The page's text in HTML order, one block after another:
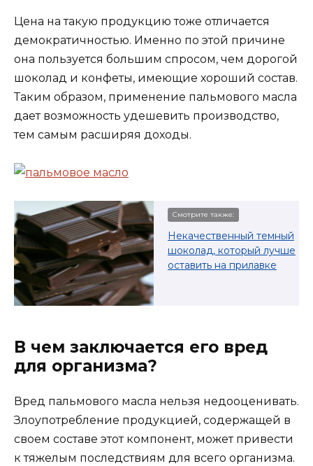
Цена на такую продукцию тоже отличается
демократичностью. Именно по этой причине
она пользуется большим спросом, чем дорогой
шоколад и конфеты, имеющие хороший состав.
Таким образом, применение пальмового масла
дает возможность удешевить производство,
тем самым расширяя доходы.
Смотрите также:
Некачественный темный
шоколад, который лучше
оставить на прилавке
В чем заключается его вред
для организма?
Вред пальмового масла нельзя недооценивать.
Злоупотребление продукцией, содержащей в
своем составе этот компонент, может привести
к тяжелым последствиям для всего организма.